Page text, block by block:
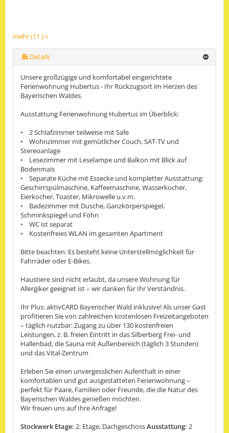
mehr (11 ) »
mehr (11 ) »
mehr (11 ) »
mehr (11 ) »
mehr (11 ) »
mehr (11 ) »
mehr (11 ) »
mehr (11 ) »
Details
Unsere großzügige und komfortabel eingerichtete
Ferienwohnung Hubertus - Ihr Rückzugsort im Herzen des
Bayerischen Waldes.
Ausstattung Ferienwohnung Hubertus im Überblick:
• 2 Schlafzimmer teilweise mit Safe
• Wohnzimmer mit gemütlicher Couch, SAT-TV und
Stereoanlage
• Lesezimmer mit Leselampe und Balkon mit Blick auf
Bodenmais
• Separate Küche mit Essecke und kompletter Ausstattung:
Geschirrspülmaschine, Kaffeemaschine, Wasserkocher,
Eierkocher, Toaster, Mikrowelle u.v.m.
• Badezimmer mit Dusche, Ganzkörperspiegel,
Schminkspiegel und Föhn
• WC ist separat
• Kostenfreies WLAN im gesamten Apartment
Bitte beachten: Es besteht keine Unterstellmöglichkeit für
Fahrräder oder E-Bikes.
Haustiere sind nicht erlaubt, da unsere Wohnung für
Allergiker geeignet ist – wir danken für Ihr Verständnis.
Ihr Plus: aktivCARD Bayerischer Wald inklusive! Als unser Gast
profitieren Sie von zahlreichen kostenlosen Freizeitangeboten
– täglich nutzbar: Zugang zu über 130 kostenfreien
Leistungen, z. B. freien Eintritt in das Silberberg Frei- und
Hallenbad, die Sauna mit Außenbereich (täglich 3 Stunden)
und das Vital-Zentrum
Erleben Sie einen unvergesslichen Aufenthalt in einer
komfortablen und gut ausgestatteten Ferienwohnung –
perfekt für Paare, Familien oder Freunde, die die Natur des
Bayerischen Waldes genießen möchten.
Wir freuen uns auf Ihre Anfrage!
Stockwerk Etage: 2. Etage, DachgeschossAusstattung: 2